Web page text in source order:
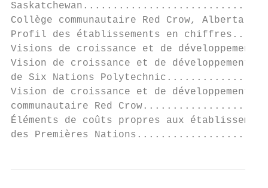
Collège communautaire Red
Profil des établissements en
Visions de croissance et de
Vision de croissance et de
de Six Nations
Vision de croissance et de
communautaire Red
Éléments de coûts propres aux
des Premières